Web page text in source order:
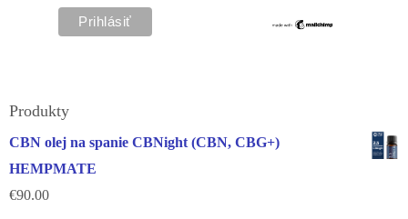
Produkty
CBN olej na spanie CBNight (CBN, CBG+)
HEMPMATE
€90.00